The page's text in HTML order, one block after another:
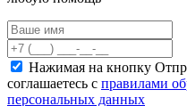
Нажимая на кнопку
соглашаетесь с правилами
персональных данных